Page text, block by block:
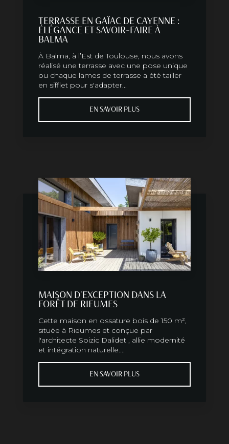
TERRASSE EN GAÏAC DE CAYENNE :
ÉLÉGANCE ET SAVOIR-FAIRE À
BALMA
À Balma, à l’Est de Toulouse, nous avons
réalisé une terrasse avec une pose unique
ou chaque lames de terrasse a été tailler
en sifflet pour s'adapter...
EN SAVOIR PLUS
MAISON D'EXCEPTION DANS LA
FORÊT DE RIEUMES
Cette maison en ossature bois de 150 m²,
située à Rieumes et conçue par
l'architecte Soizic Dalidet , allie modernité
et intégration naturelle....
EN SAVOIR PLUS